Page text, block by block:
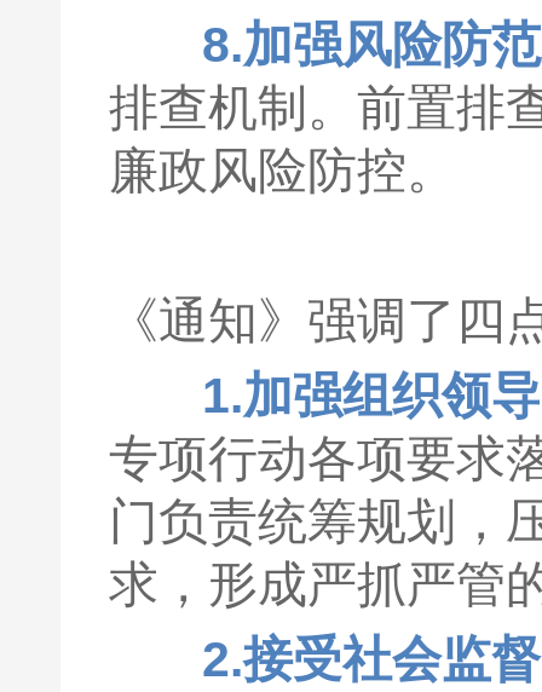
8.加强风险防
排查机制。前置排
廉政风险防控。
《通知》强调了四
1.加强组织领
专项行动各项要求
门负责统筹规划，
求，形成严抓严管
2.接受社会监